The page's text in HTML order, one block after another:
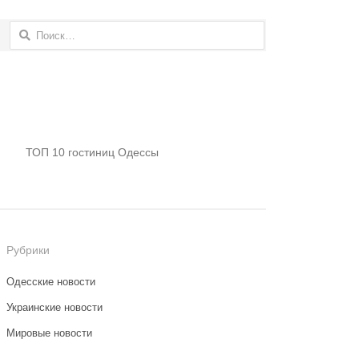
Найти:
ТОП 10 гостиниц Одессы
Рубрики
Одесские новости
Украинские новости
Мировые новости